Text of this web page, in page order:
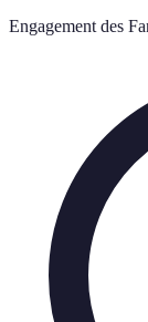
Engagement des